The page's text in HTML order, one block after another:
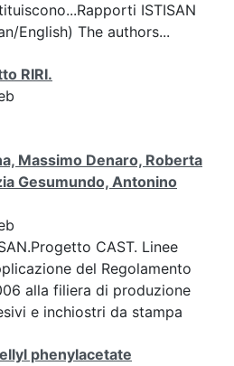
ISTISAN
English) The authors...
RIRI.
Massimo Denaro, Roberta
Gesumundo, Antonino
CAST. Linee
del Regolamento
alla filiera di produzione
e inchiostri da stampa
phenylacetate